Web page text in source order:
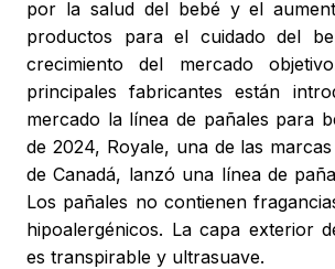
por la salud del bebé y el
productos para el cuidado del
crecimiento del mercado
principales fabricantes están
mercado la línea de pañales para
de 2024, Royale, una de las
de Canadá, lanzó una línea de
Los pañales no contienen
hipoalergénicos. La capa exterior
es transpirable y ultrasuave.